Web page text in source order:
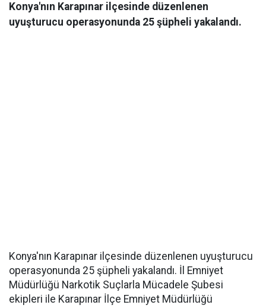
Konya'nın Karapınar ilçesinde düzenlenen
uyuşturucu operasyonunda 25 şüpheli yakalandı.
Konya'nın Karapınar ilçesinde düzenlenen uyuşturucu
operasyonunda 25 şüpheli yakalandı. İl Emniyet
Müdürlüğü Narkotik Suçlarla Mücadele Şubesi
ekipleri ile Karapınar İlçe Emniyet Müdürlüğü